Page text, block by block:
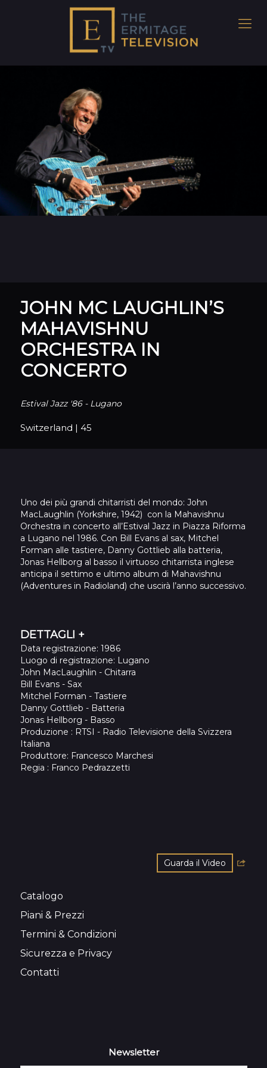
JOHN MC LAUGHLIN’S
MAHAVISHNU
ORCHESTRA IN
CONCERTO
Estival Jazz '86 - Lugano
Switzerland | 45
Uno dei più grandi chitarristi del mondo: John
MacLaughlin (Yorkshire, 1942) con la Mahavishnu
Orchestra in concerto all’Estival Jazz in Piazza Riforma
a Lugano nel 1986. Con Bill Evans al sax, Mitchel
Forman alle tastiere, Danny Gottlieb alla batteria,
Jonas Hellborg al basso il virtuoso chitarrista inglese
anticipa il settimo e ultimo album di Mahavishnu
(Adventures in Radioland) che uscirà l’anno successivo.
DETTAGLI +
Data registrazione: 1986
Luogo di registrazione: Lugano
John MacLaughlin - Chitarra
Bill Evans- Sax
Mitchel Forman - Tastiere
Danny Gottlieb - Batteria
Jonas Hellborg - Basso
Produzione : RTSI - Radio Televisione della Svizzera
Italiana
Produttore: Francesco Marchesi
Regia : Franco Pedrazzetti
Guarda il Video
Catalogo
Piani & Prezzi
Termini & Condizioni
Sicurezza e Privacy
Contatti
Newsletter